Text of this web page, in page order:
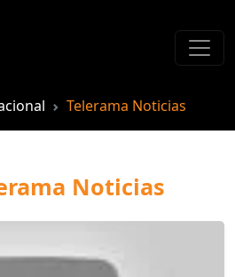
Telerama Noticias
Noticias